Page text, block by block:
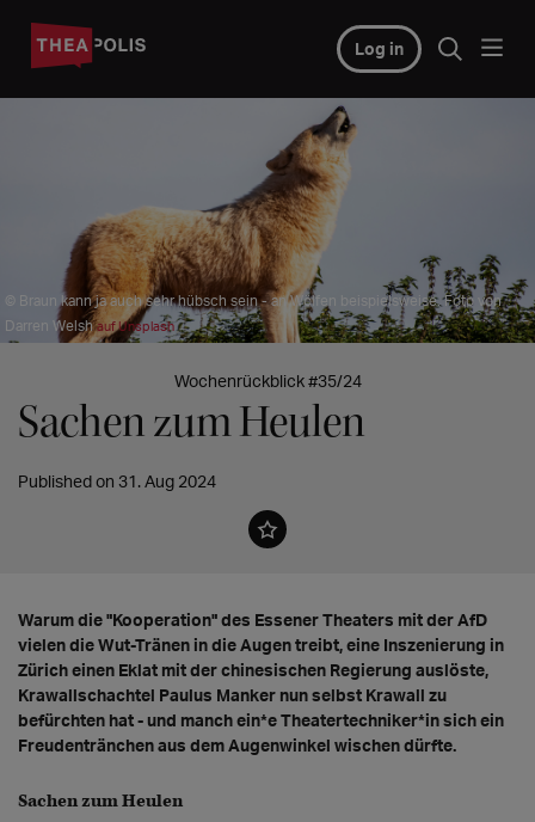
Log in
© Braun kann ja auch sehr hübsch sein - an Wölfen beispielsweise. Foto von
Darren Welshauf Unsplash
Wochenrückblick #35/24
Sachen zum Heulen
Published on 31. Aug 2024
Warum die "Kooperation" des Essener Theaters mit der AfD
vielen die Wut-Tränen in die Augen treibt, eine Inszenierung in
Zürich einen Eklat mit der chinesischen Regierung auslöste,
Krawallschachtel Paulus Manker nun selbst Krawall zu
befürchten hat - und manch ein*e Theatertechniker*in sich ein
Freudentränchen aus dem Augenwinkel wischen dürfte.
Sachen zum Heulen